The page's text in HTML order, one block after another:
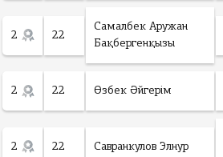
2 22
Самалбек Аружан
Бақбергенқызы
2 22 Өзбек Әйгерім
2 22 Савранкулов Элнур